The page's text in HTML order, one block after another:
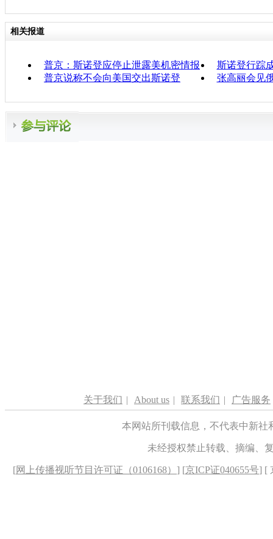
相关报道
普京：斯诺登应停止泄露美机密情报
斯诺登行踪
普京说称不会向美国交出斯诺登
张高丽会见
关于我们 | About us | 联系我们 | 广告服务
本网站所刊载信息，不代表中新
未经授权禁止转载、摘编、
[网上传播视听节目许可证（0106168） ] [京ICP证040655号] [